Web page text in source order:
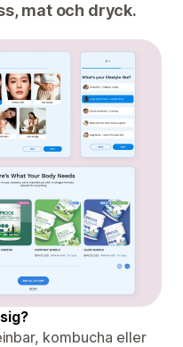
mat och dryck.
kombucha eller